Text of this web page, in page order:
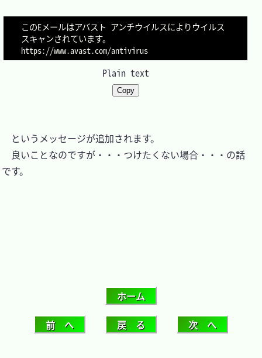
このEメールはアバスト アンチウイルスによりウイルス
スキャンされています。
Plain text
Copy
というメッセージが追加されます。
良いことなのですが・・・つけたくない場合・・・の話
です。